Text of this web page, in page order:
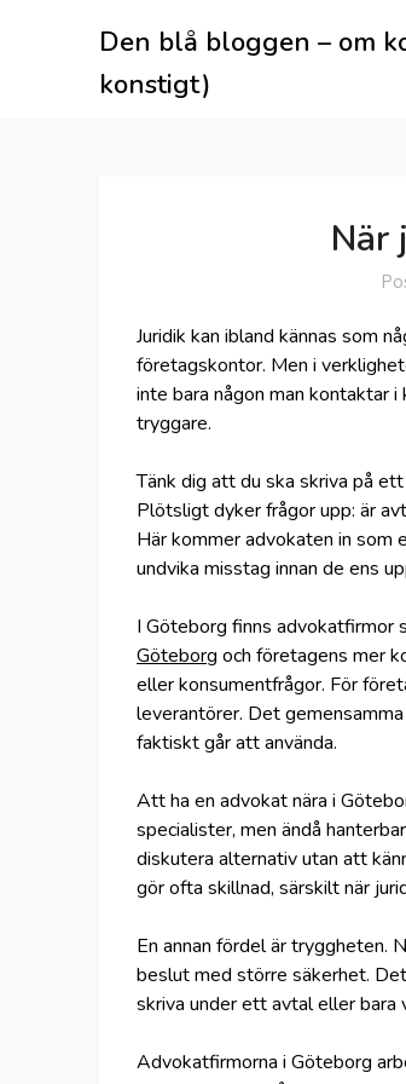
Den blå bloggen – om
konstigt)
När
Juridik kan ibland kännas som
företagskontor. Men i
inte bara någon man kontaktar
tryggare.
Tänk dig att du ska skriva på
Plötsligt dyker frågor upp: är
Här kommer advokaten in som
undvika misstag innan de ens
I Göteborg finns advokatfirmor
Göteborg och företagens mer
eller konsumentfrågor. För
leverantörer. Det
faktiskt går att använda.
Att ha en advokat nära i
specialister, men ändå
diskutera alternativ utan att
gör ofta skillnad, särskilt när
En annan fördel är tryggheten.
beslut med större säkerhet.
skriva under ett avtal eller bara
Advokatfirmorna i Göteborg